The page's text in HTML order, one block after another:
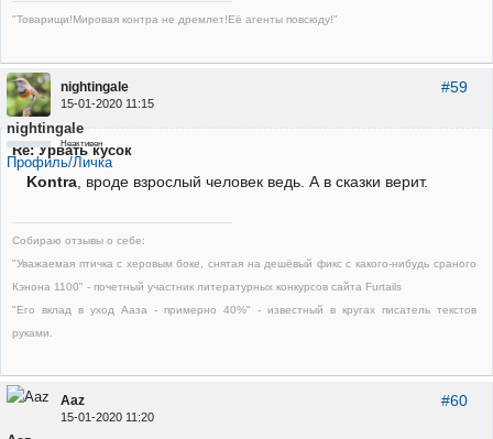
"Товарищи!Мировая контра не дремлет!Её агенты повсюду!"
#59
nightingale
15-01-2020 11:15
nightingale
Неактивен
Профиль/Личка
Re: Урвать кусок
Kontra, вроде взрослый человек ведь. А в сказки верит.
Собираю отзывы о себе:
"Уважаемая птичка с херовым боке, снятая на дешёвый фикс с какого-нибудь сраного
Кэнона 1100" - почетный участник литературных конкурсов сайта Furtails
"Его вклад в уход Ааза - примерно 40%" - известный в кругах писатель текстов
руками.
#60
Aaz
15-01-2020 11:20